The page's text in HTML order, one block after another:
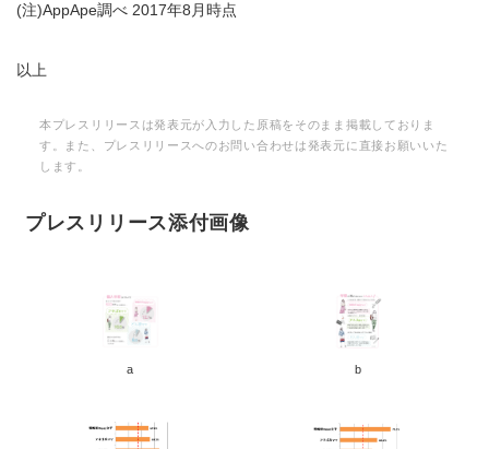
(注)AppApe調べ 2017年8月時点
以上
本プレスリリースは発表元が入力した原稿をそのまま掲載しておりま
す。また、プレスリリースへのお問い合わせは発表元に直接お願いいた
します。
プレスリリース添付画像
a b